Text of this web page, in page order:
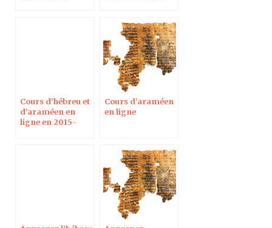
Cours d’hébreu et
d’araméen en
ligne en 2015-
Cours d’araméen
en ligne